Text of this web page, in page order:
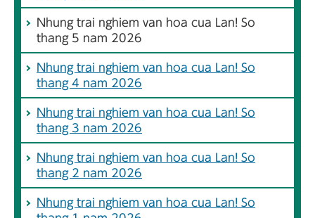
Nhung trai nghiem van hoa cua Lan! So
thang 5 nam 2026
Nhung trai nghiem van hoa cua Lan! So
thang 4 nam 2026
Nhung trai nghiem van hoa cua Lan! So
thang 3 nam 2026
Nhung trai nghiem van hoa cua Lan! So
thang 2 nam 2026
Nhung trai nghiem van hoa cua Lan! So